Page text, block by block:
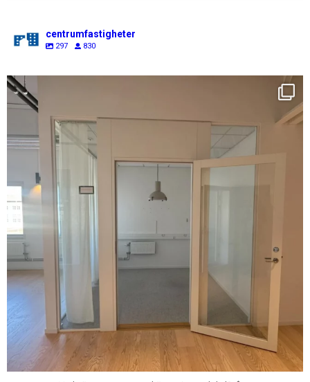
centrumfastigheter
297 830